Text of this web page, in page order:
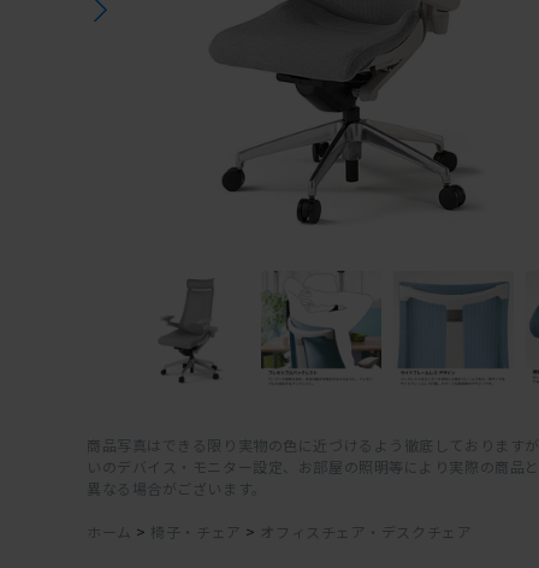
商品写真はできる限り実物の色に近づけるよう徹底しております
いのデバイス・モニター設定、お部屋の照明等により実際の商品
異なる場合がございます。
ホーム > 椅子・チェア > オフィスチェア・デスクチェア